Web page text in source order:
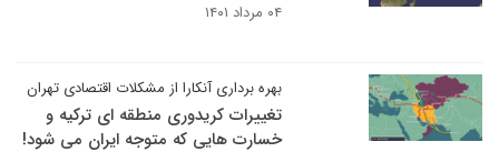
۰۴ مرداد ۱۴۰۱
بهره برداری آنکارا از مشکلات اقتصادی تهران
تغییرات کریدوری منطقه ای ترکیه و
خسارت هایی که متوجه ایران می شود!